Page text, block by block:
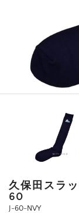
久保田スラ
60
J-60-NVY